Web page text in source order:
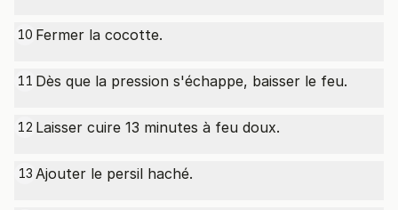
10 Fermer la cocotte.
11 Dès que la pression s'échappe, baisser le feu.
12 Laisser cuire 13 minutes à feu doux.
13 Ajouter le persil haché.